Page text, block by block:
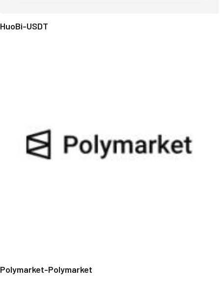
HuoBi-USDT
Polymarket-Polymarket